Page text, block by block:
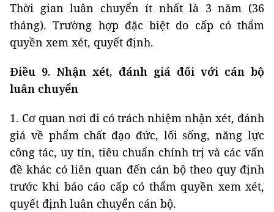
Thời gian luân chuyển ít nhất là 3 năm (36
tháng). Trường hợp đặc biệt do cấp có thẩm
quyền xem xét, quyết định.
Điều 9. Nhận xét, đánh giá đối với cán bộ
luân chuyển
1. Cơ quan nơi đi có trách nhiệm nhận xét, đánh
giá về phẩm chất đạo đức, lối sống, năng lực
công tác, uy tín, tiêu chuẩn chính trị và các vấn
đề khác có liên quan đến cán bộ theo quy định
trước khi báo cáo cấp có thẩm quyền xem xét,
quyết định luân chuyển cán bộ.